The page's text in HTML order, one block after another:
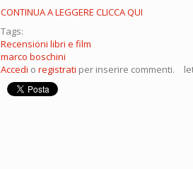
CONTINUA A LEGGERE CLICCA QUI
Tags:
Recensioni libri e film
marco boschini
Accedi o registrati per inserire commenti.